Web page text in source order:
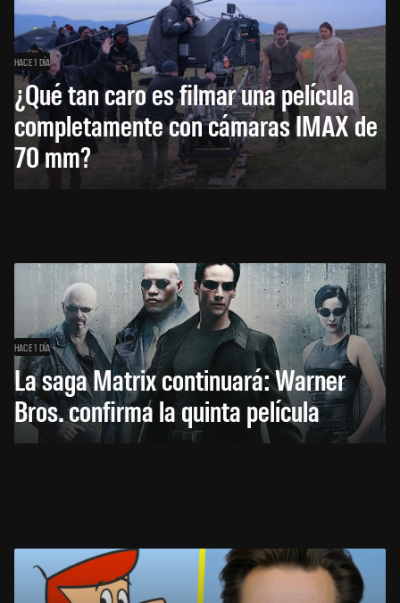
HACE 1 DÍA
¿Qué tan caro es filmar una película
completamente con cámaras IMAX de
70 mm?
HACE 1 DÍA
La saga Matrix continuará: Warner
Bros. confirma la quinta película